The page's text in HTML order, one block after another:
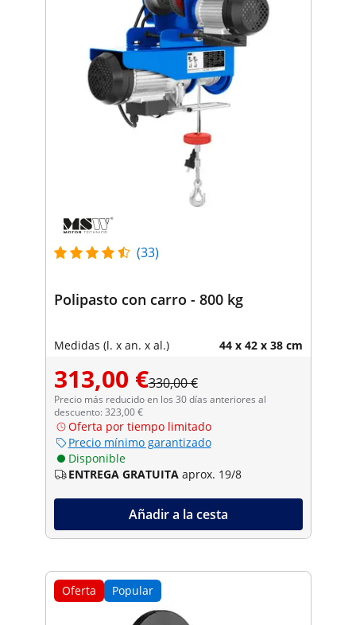
(33)
Polipasto con carro - 800 kg
Medidas (l. x an. x al.) 44 x 42 x 38 cm
313,00 €330,00 €
Precio más reducido en los 30 días anteriores al
descuento: 323,00 €
Oferta por tiempo limitado
Precio mínimo garantizado
Disponible
ENTREGA GRATUITA aprox. 19/8
Añadir a la cesta
Oferta Popular